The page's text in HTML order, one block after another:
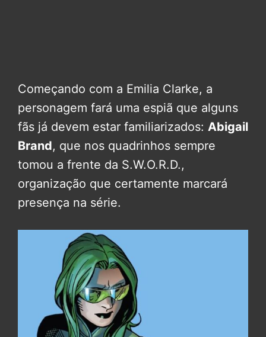
Começando com a Emilia Clarke, a
personagem fará uma espiã que alguns
fãs já devem estar familiarizados: Abigail
Brand, que nos quadrinhos sempre
tomou a frente da S.W.O.R.D.,
organização que certamente marcará
presença na série.